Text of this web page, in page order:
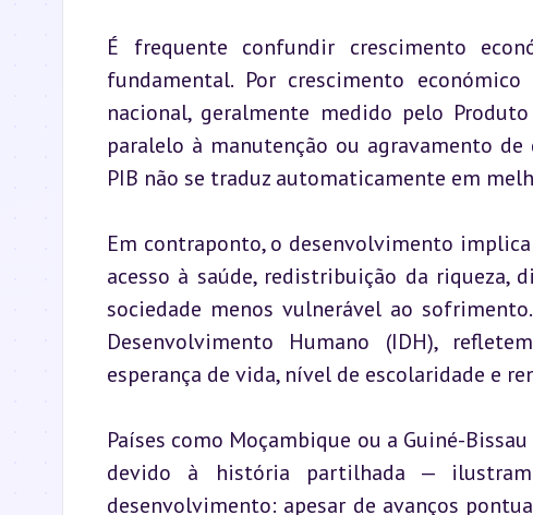
É frequente confundir crescimento
fundamental. Por crescimento
nacional, geralmente medido pelo
paralelo à manutenção ou agravamento
PIB não se traduz automaticamente em
Em contraponto, o desenvolvimento
acesso à saúde, redistribuição da riqueza,
sociedade menos vulnerável ao
Desenvolvimento Humano (IDH),
esperança de vida, nível de escolaridade e
Países como Moçambique ou a Guiné-
devido à história partilhada —
desenvolvimento: apesar de avanços